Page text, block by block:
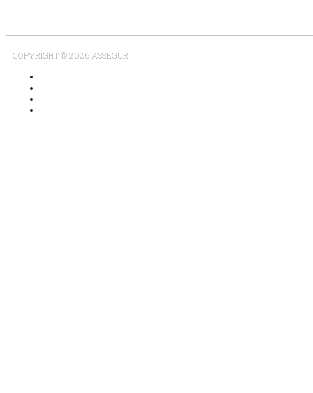
COPYRIGHT © 2026 ASSEGUR